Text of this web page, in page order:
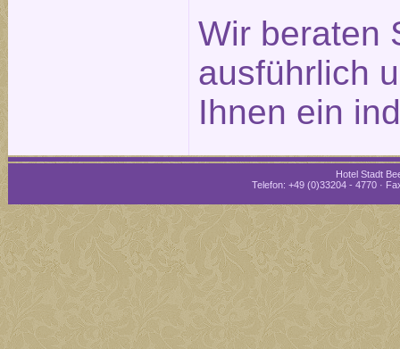
Wir beraten
ausführlich
Ihnen ein
Hotel Stadt
Telefon: +49 (0)33204 - 4770 ·